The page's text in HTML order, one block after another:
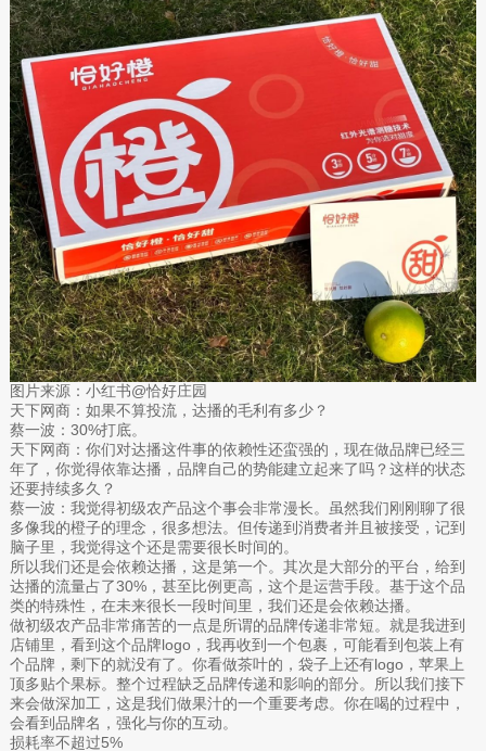
图片来源：小红书@恰好庄园
天下网商：如果不算投流，达播的毛利有多少？
蔡一波：30%打底。
天下网商：你们对达播这件事的依赖性还蛮强的，现在做品牌已经三
年了，你觉得依靠达播，品牌自己的势能建立起来了吗？这样的状态
还要持续多久？
蔡一波：我觉得初级农产品这个事会非常漫长。虽然我们刚刚聊了很
多像我的橙子的理念，很多想法。但传递到消费者并且被接受，记到
脑子里，我觉得这个还是需要很长时间的。
所以我们还是会依赖达播，这是第一个。其次是大部分的平台，给到
达播的流量占了30%，甚至比例更高，这个是运营手段。基于这个品
类的特殊性，在未来很长一段时间里，我们还是会依赖达播。
做初级农产品非常痛苦的一点是所谓的品牌传递非常短。就是我进到
店铺里，看到这个品牌logo，我再收到一个包裹，可能看到包装上有
个品牌，剩下的就没有了。你看做茶叶的，袋子上还有logo，苹果上
顶多贴个果标。整个过程缺乏品牌传递和影响的部分。所以我们接下
来会做深加工，这是我们做果汁的一个重要考虑。你在喝的过程中，
会看到品牌名，强化与你的互动。
损耗率不超过5%